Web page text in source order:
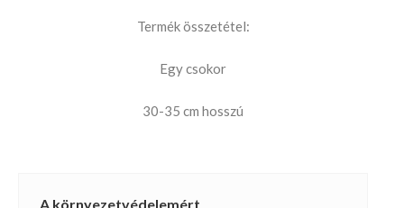
Termék összetétel:
Egy csokor
30-35 cm hosszú
A környezetvédelemért